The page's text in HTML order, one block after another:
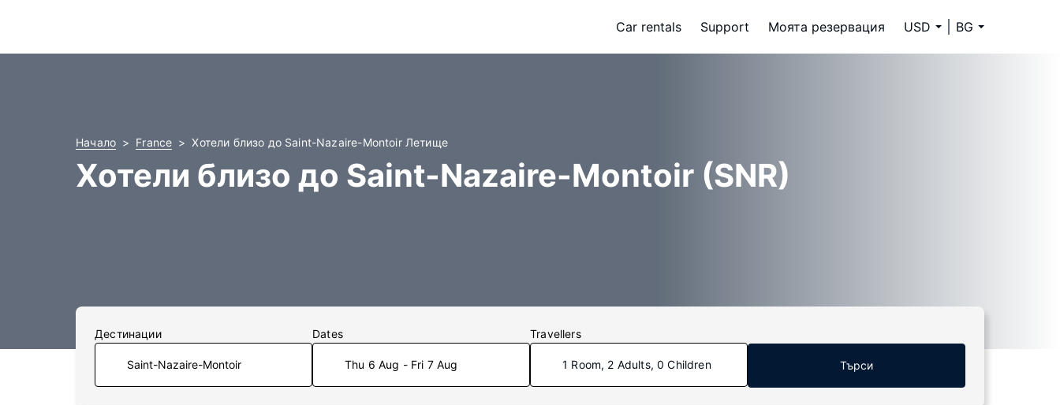
Car rentals Support Моята резервация USD BG
Начало France Хотели близо до Saint-Nazaire-Montoir Летище
Хотели близо до Saint-Nazaire-Montoir (SNR)
Дестинации Dates
Thu 6 Aug - Fri 7 Aug
Travellers
1 Room, 2 Adults, 0 Children Търси